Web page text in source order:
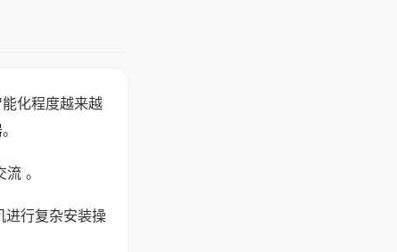
化程度越来越
。
进行复杂安装操